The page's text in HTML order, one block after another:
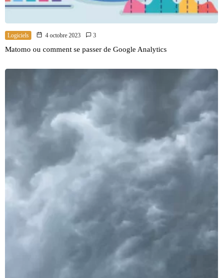
Logiciels 4 octobre 2023 3
Matomo ou comment se passer de Google Analytics